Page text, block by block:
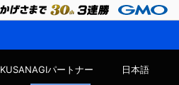
KUSANAGIパートナー 日本語